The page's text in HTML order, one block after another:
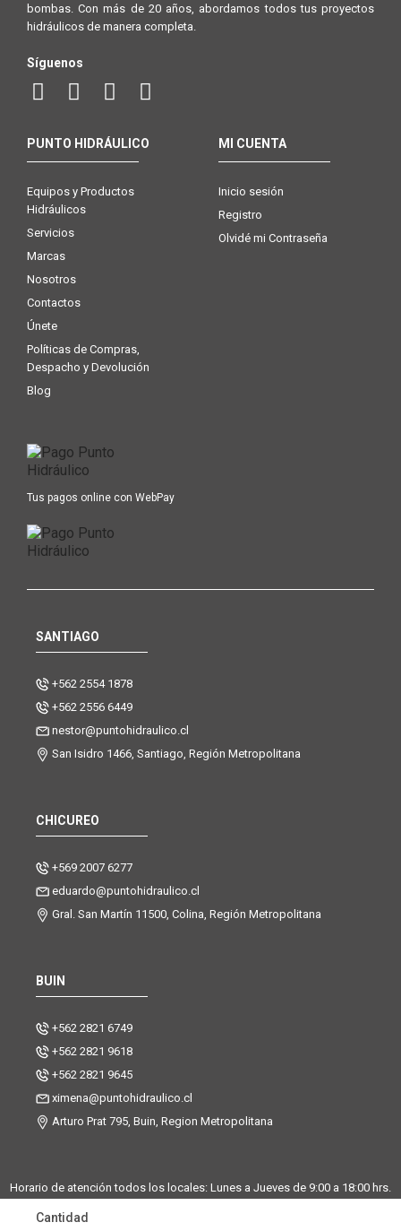
Cantidad
bombas. Con más de 20 años, abordamos todos tus proyectos
hidráulicos de manera completa.
Síguenos
PUNTO HIDRÁULICO
Equipos y Productos
Hidráulicos
Servicios
Marcas
Nosotros
Contactos
Únete
Políticas de Compras,
Despacho y Devolución
Blog
MI CUENTA
Inicio sesión
Registro
Olvidé mi Contraseña
Tus pagos online con WebPay
SANTIAGO
+562 2554 1878
+562 2556 6449
nestor@puntohidraulico.cl
San Isidro 1466, Santiago, Región Metropolitana
CHICUREO
+569 2007 6277
eduardo@puntohidraulico.cl
Gral. San Martín 11500, Colina, Región Metropolitana
BUIN
+562 2821 6749
+562 2821 9618
+562 2821 9645
ximena@puntohidraulico.cl
Arturo Prat 795, Buin, Region Metropolitana
Horario de atención todos los locales: Lunes a Jueves de 9:00 a 18:00 hrs.
Desde octubre hasta febrero, trabajamos los sábados de 9:00 a 13:00